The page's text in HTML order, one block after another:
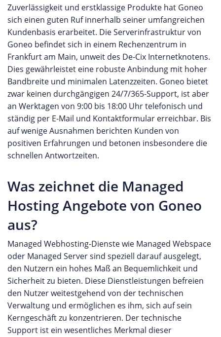
lässt sich mit nur wenigen Klicks eine eigene
Webpräsenz im Internet online bringen. Keine
technischen Vorkenntnisse erforderlich und somit
optimal für Anfänger geeignet. Fortgeschrittenen
Nutzern stehen mehrere Webspace Pakete mit
unterschiedlichen Leistungsparametern zur
Verfügung. Hier lassen sich ganz individuell die
gewünschten Webauftritte realisieren. Kunden,
die ein bestimmtes CMS wie Wordpress nutzen
möchten, können sogar speziell auf diese Systeme
zugeschnittene Tarife nutzen. Profis können E-
Commerce Hosting Pakete wie Shopware Hosting
oder Magento Hosting nutzen, um einen
können Kunden aus virtuellen Servern und
dedizierten Servern wählen. Die günstigen VServer
Lösungen sind dabei bereits für nur wenige Euro
im Monat erhältlich und bieten trotzdem volle
Konfigurationsfreiheit und ein je nach Tarifklasse
zugesichertes Performancekontingent. Mit den
dedizierten Servern stehen hingegen besonders
leistungsstarke Systeme der neusten Hardware
Generation mit uneingeschränkten Hardware
Kapazitäten für die eigenen Webprojekte zur
Verfügung. Auf diese Weise können beste
Performance und Qualität für höchste Ansprüche
Zuverlässigkeit und erstklassige Produkte hat Goneo
sich einen guten Ruf innerhalb seiner umfangreichen
Kundenbasis erarbeitet. Die Serverinfrastruktur von
Goneo befindet sich in einem Rechenzentrum in
Frankfurt am Main, unweit des De-Cix Internetknotens.
Dies gewährleistet eine robuste Anbindung mit hoher
Bandbreite und minimalen Latenzzeiten. Goneo bietet
zwar keinen durchgängigen 24/7/365-Support, ist aber
an Werktagen von 9:00 bis 18:00 Uhr telefonisch und
ständig per E-Mail und Kontaktformular erreichbar. Bis
auf wenige Ausnahmen berichten Kunden von
positiven Erfahrungen und betonen insbesondere die
schnellen Antwortzeiten.
Was zeichnet die Managed
Hosting Angebote von Goneo
aus?
Managed Webhosting-Dienste wie Managed Webspace
oder Managed Server sind speziell darauf ausgelegt,
den Nutzern ein hohes Maß an Bequemlichkeit und
Sicherheit zu bieten. Diese Dienstleistungen befreien
den Nutzer weitestgehend von der technischen
Verwaltung und ermöglichen es ihm, sich auf sein
Kerngeschäft zu konzentrieren. Der technische
Support ist ein wesentliches Merkmal dieser